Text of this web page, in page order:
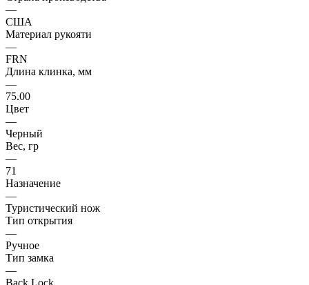
—
США
Материал рукояти
—
FRN
Длина клинка, мм
—
75.00
Цвет
—
Черный
Вес, гр
—
71
Назначение
—
Туристический нож
Тип открытия
—
Ручное
Тип замка
—
Back Lock